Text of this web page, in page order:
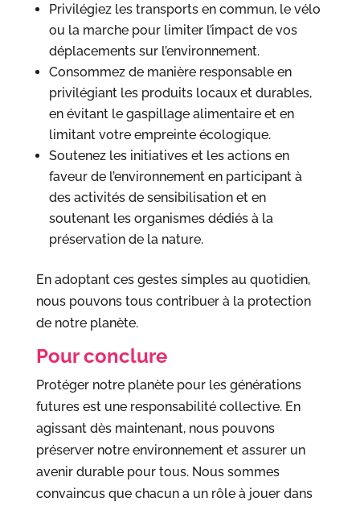
Privilégiez les transports en commun, le vélo
ou la marche pour limiter l’impact de vos
déplacements sur l’environnement.
Consommez de manière responsable en
privilégiant les produits locaux et durables,
en évitant le gaspillage alimentaire et en
limitant votre empreinte écologique.
Soutenez les initiatives et les actions en
faveur de l’environnement en participant à
des activités de sensibilisation et en
soutenant les organismes dédiés à la
préservation de la nature.
En adoptant ces gestes simples au quotidien,
nous pouvons tous contribuer à la protection
de notre planète.
Pour conclure
Protéger notre planète pour les générations
futures est une responsabilité collective. En
agissant dès maintenant, nous pouvons
préserver notre environnement et assurer un
avenir durable pour tous. Nous sommes
convaincus que chacun a un rôle à jouer dans